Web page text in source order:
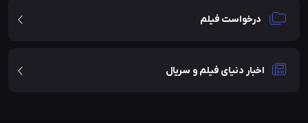
درخواست فیلم
اخبار دنیای فیلم و سریال